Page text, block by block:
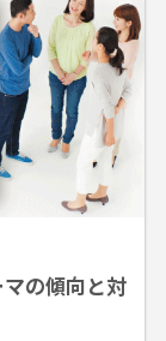
の傾向と対